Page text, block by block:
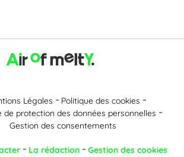
Légales
Politique des cookies
de protection des données personnelles
Gestion des consentements
La rédaction Gestion des cookies